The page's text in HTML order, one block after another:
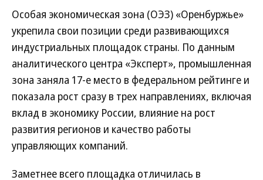
Особая экономическая зона (ОЭЗ) «Оренбуржье»
укрепила свои позиции среди развивающихся
индустриальных площадок страны. По данным
аналитического центра «Эксперт», промышленная
зона заняла 17-е место в федеральном рейтинге и
показала рост сразу в трех направлениях, включая
вклад в экономику России, влияние на рост
развития регионов и качество работы
управляющих компаний.
Заметнее всего площадка отличилась в